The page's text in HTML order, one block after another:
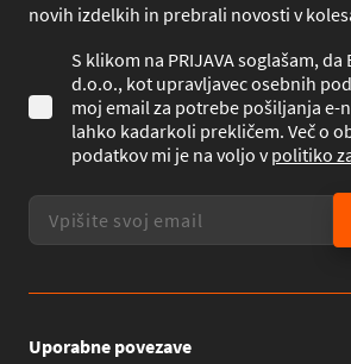
novih izdelkih in prebrali novosti v
S klikom na PRIJAVA soglašam,
d.o.o., kot upravljavec osebnih
moj email za potrebe pošiljanja e-
lahko kadarkoli prekličem. Več o
podatkov mi je na voljo vpolitiko
Uporabne povezave